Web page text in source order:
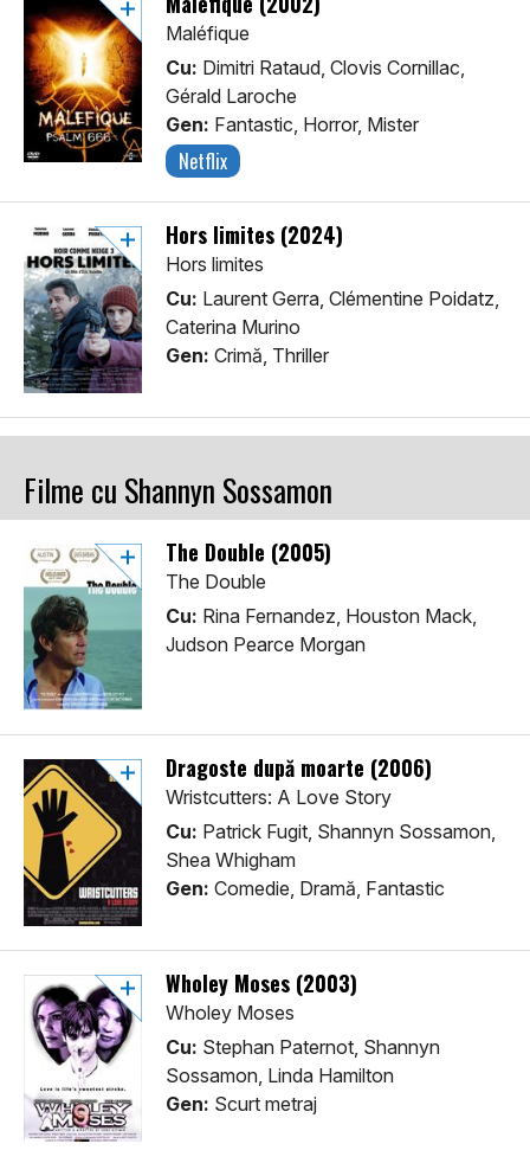
Maléfique
Cu: Dimitri Rataud, Clovis Cornillac,
Gérald Laroche
Gen: Fantastic, Horror, Mister
Netflix
Hors limites (2024)
Hors limites
Cu: Laurent Gerra, Clémentine Poidatz,
Caterina Murino
Gen: Crimă, Thriller
Filme cu Shannyn Sossamon
The Double (2005)
The Double
Cu: Rina Fernandez, Houston Mack,
Judson Pearce Morgan
Dragoste după moarte (2006)
Wristcutters: A Love Story
Cu: Patrick Fugit, Shannyn Sossamon,
Shea Whigham
Gen: Comedie, Dramă, Fantastic
Wholey Moses (2003)
Wholey Moses
Cu: Stephan Paternot, Shannyn
Sossamon, Linda Hamilton
Gen: Scurt metraj